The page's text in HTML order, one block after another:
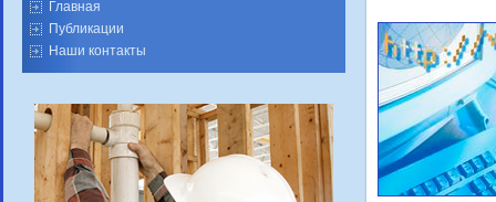
Главная
Публикации
Наши контакты